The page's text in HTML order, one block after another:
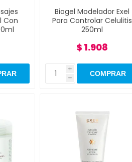
Con
Biogel Modelador Exel
Para Controlar Celulitis
250ml
$ 1.908
i
h